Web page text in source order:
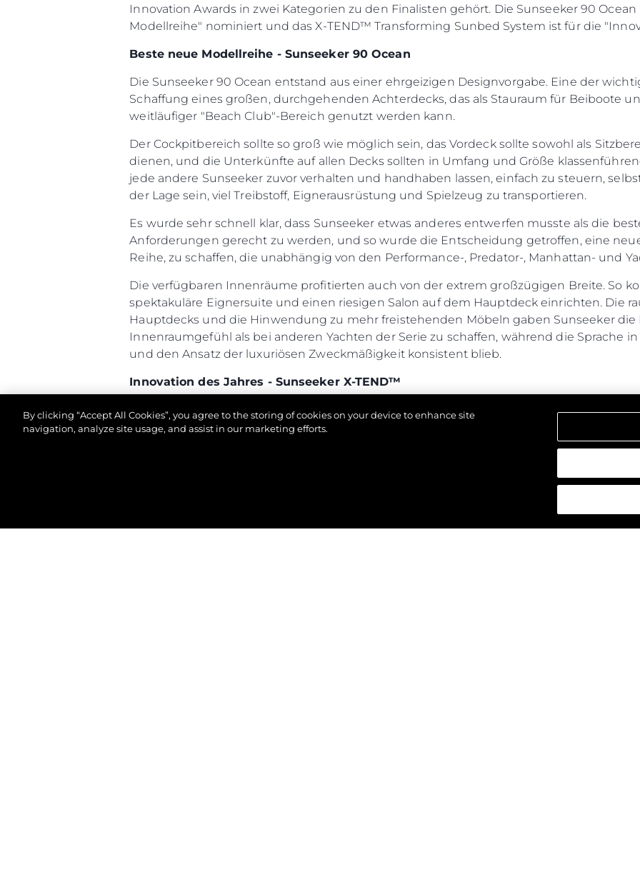
Innovation Awards in zwei Kategorien zu den Finalisten gehört. Die Sunseeker 90
Modellreihe" nominiert und das X-TEND™ Transforming Sunbed System ist für die
Beste neue Modellreihe - Sunseeker 90 Ocean
Die Sunseeker 90 Ocean entstand aus einer ehrgeizigen Designvorgabe. Eine der
Schaffung eines großen, durchgehenden Achterdecks, das als Stauraum für Beiboote
weitläufiger "Beach Club"-Bereich genutzt werden kann.
Der Cockpitbereich sollte so groß wie möglich sein, das Vordeck sollte sowohl als
dienen, und die Unterkünfte auf allen Decks sollten in Umfang und Größe
jede andere Sunseeker zuvor verhalten und handhaben lassen, einfach zu steuern,
der Lage sein, viel Treibstoff, Eignerausrüstung und Spielzeug zu transportieren.
Es wurde sehr schnell klar, dass Sunseeker etwas anderes entwerfen musste als die
Anforderungen gerecht zu werden, und so wurde die Entscheidung getroffen, eine
Reihe, zu schaffen, die unabhängig von den Performance-, Predator-, Manhattan- und
Die verfügbaren Innenräume profitierten auch von der extrem großzügigen Breite. So
spektakuläre Eignersuite und einen riesigen Salon auf dem Hauptdeck einrichten. Die
Hauptdecks und die Hinwendung zu mehr freistehenden Möbeln gaben Sunseeker die
Innenraumgefühl als bei anderen Yachten der Serie zu schaffen, während die Sprache
und den Ansatz der luxuriösen Zweckmäßigkeit konsistent blieb.
Innovation des Jahres - Sunseeker X-TEND™
In der Konzeptionsphase hat Sunseeker über die Aufteilung des Platzes zwischen dem
Achterdecks und der Größe des Cockpits nachgedacht. Dieses frühe
Sozialbereichen war die Geburtsstunde des X-TEND™. Ein innovativer Ansatz für die
Die X-TEND™-Sonnenliege verwandelt den "Beach Club"-Bereich einer Sunseeker-
Freien. Das innovative X-TEND™-Liegesystem ist auf der neuen Sunseeker 90 Ocean
By clicking “Accept All Cookies”, you agree to the storing of cookies on your device to enhance site
navigation, analyze site usage, and assist in our marketing efforts.